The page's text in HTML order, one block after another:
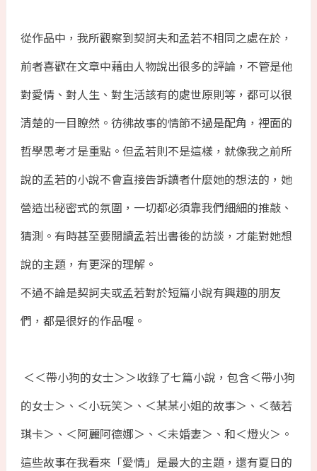
從作品中，我所觀察到契訶夫和孟若不相同之處在於，
前者喜歡在文章中藉由人物說出很多的評論，不管是他
對愛情、對人生、對生活該有的處世原則等，都可以很
清楚的一目瞭然。彷彿故事的情節不過是配角，裡面的
哲學思考才是重點。但孟若則不是這樣，就像我之前所
說的孟若的小說不會直接告訴讀者什麼她的想法的，她
營造出秘密式的氛圍，一切都必須靠我們細細的推敲、
猜測。有時甚至要閱讀孟若出書後的訪談，才能對她想
說的主題，有更深的理解。
不過不論是契訶夫或孟若對於短篇小說有興趣的朋友
們，都是很好的作品喔。
＜＜帶小狗的女士＞＞收錄了七篇小說，包含＜帶小狗
的女士＞、＜小玩笑＞、＜某某小姐的故事＞、＜薇若
琪卡＞、＜阿麗阿德娜＞、＜未婚妻＞、和＜燈火＞。
這些故事在我看來「愛情」是最大的主題，還有夏日的